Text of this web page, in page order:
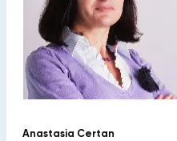
Anastasia Certan